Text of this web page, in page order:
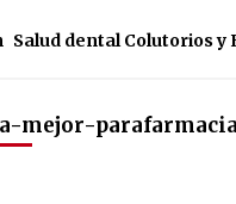
Salud dental Colutorios y
mejor-